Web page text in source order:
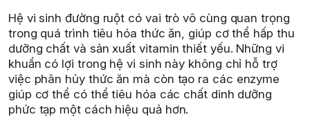
Hệ vi sinh đường ruột có vai trò vô cùng quan trọng
trong quá trình tiêu hóa thức ăn, giúp cơ thể hấp thu
dưỡng chất và sản xuất vitamin thiết yếu. Những vi
khuẩn có lợi trong hệ vi sinh này không chỉ hỗ trợ
việc phân hủy thức ăn mà còn tạo ra các enzyme
giúp cơ thể có thể tiêu hóa các chất dinh dưỡng
phức tạp một cách hiệu quả hơn.